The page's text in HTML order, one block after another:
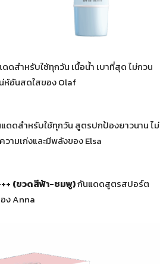
ดสำหรับใช้ทุกวัน เนื้อน้ำ เบาที่สุด ไม่กวน
ห์อันสดใสของ Olaf
ดดสำหรับใช้ทุกวัน สูตรปกป้องยาวนาน ไม่
ามเก่งและมีพลังของ Elsa
(ขวดสีฟ้า-ชมพู)กันแดดสูตรสปอร์ต
ง Anna